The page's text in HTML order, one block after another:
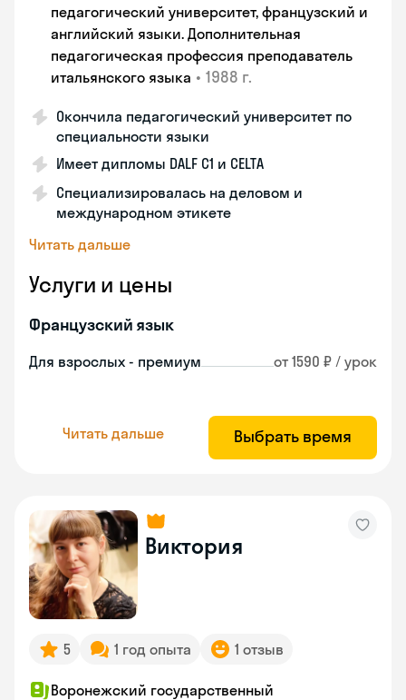
педагогический университет, французский и
английский языки. Дополнительная
педагогическая профессия преподаватель
итальянского языка • 1988 г.
Окончила педагогический университет по
специальности языки
Имеет дипломы DALF C1 и CELTA
Специализировалась на деловом и
международном этикете
Читать дальше
Услуги и цены
Французский язык
Для взрослых - премиум от 1590 ₽ / урок
Читать дальше Выбрать время
Виктория
5 1 год опыта 1 отзыв
Воронежский государственный